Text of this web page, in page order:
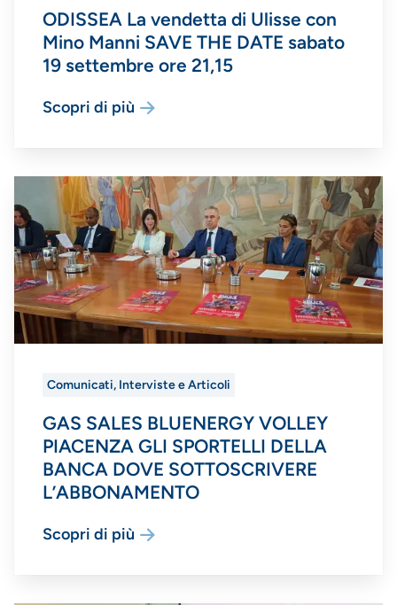
ODISSEA La vendetta di Ulisse con
Mino Manni SAVE THE DATE sabato
19 settembre ore 21,15
Scopri di più
Comunicati, Interviste e Articoli
GAS SALES BLUENERGY VOLLEY
PIACENZA GLI SPORTELLI DELLA
BANCA DOVE SOTTOSCRIVERE
L’ABBONAMENTO
Scopri di più